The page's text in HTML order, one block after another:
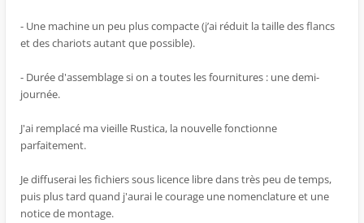
- Une machine un peu plus compacte (j’ai réduit la taille des flancs
et des chariots autant que possible).
- Durée d'assemblage si on a toutes les fournitures : une demi-
journée.
J'ai remplacé ma vieille Rustica, la nouvelle fonctionne
parfaitement.
Je diffuserai les fichiers sous licence libre dans très peu de temps,
puis plus tard quand j'aurai le courage une nomenclature et une
notice de montage.